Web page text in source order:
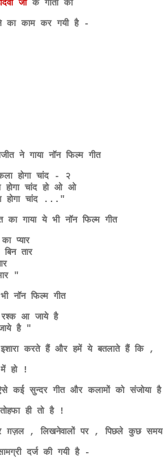
जीके गीतों को
का काम कर गयी है -
ने गाया नॉन फिल्म गीत
होगा चांद - २
होगा चांद हो ओ ओ
होगा चांद ..."
गाया ये भी नॉन फिल्म गीत
प्यार
तार
"
नॉन फिल्म गीत
आ जाये है
है "
करते हैं और हमें ये बतलाते हैं कि ,
हो !
कई सुन्दर गीत और कलामों को संजोया है
ही तो है !
और ग़ज़ल , लिखनेवालों पर , पिछले कुछ
दर्ज की गयी है -